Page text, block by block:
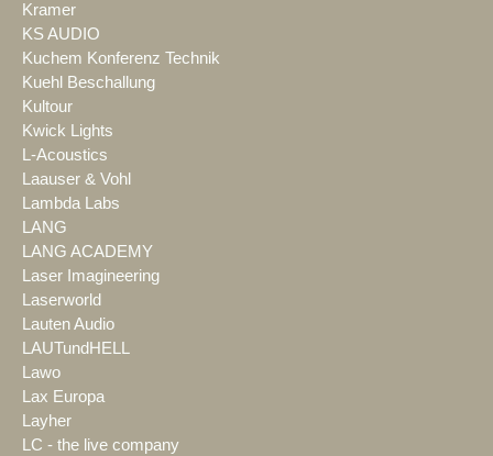
Kramer
KS AUDIO
Kuchem Konferenz Technik
Kuehl Beschallung
Kultour
Kwick Lights
L-Acoustics
Laauser & Vohl
Lambda Labs
LANG
LANG ACADEMY
Laser Imagineering
Laserworld
Lauten Audio
LAUTundHELL
Lawo
Lax Europa
Layher
LC - the live company